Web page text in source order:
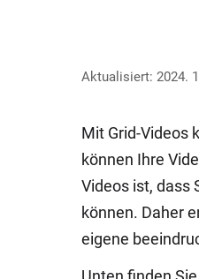
Aktualisiert: 2024.
Mit Grid-Videos
können Ihre
Videos ist, dass
können. Daher
eigene